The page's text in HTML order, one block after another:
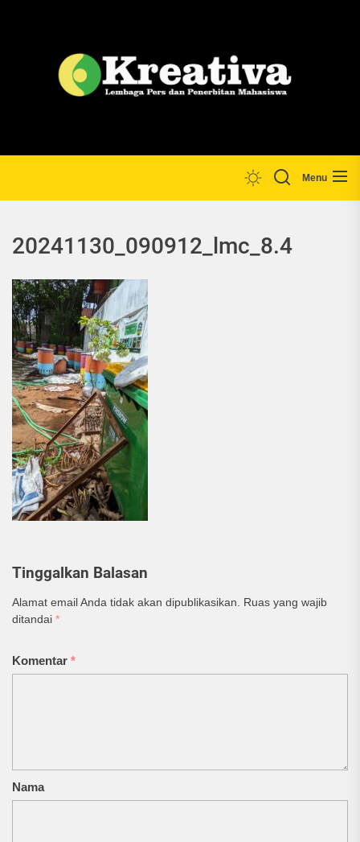
Menu
20241130_090912_lmc_8.4
Tinggalkan Balasan
Alamat email Anda tidak akan dipublikasikan.
Ruas yang wajib
ditandai *
Komentar *
Nama